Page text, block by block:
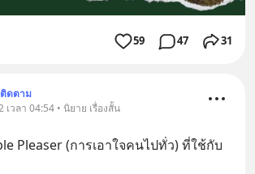
59 47 31
ติดตาม
เวลา 04:54 • นิยาย เรื่องสั้น
Pleaser (การเอาใจคนไปทั่ว) ที่ใช้กับ